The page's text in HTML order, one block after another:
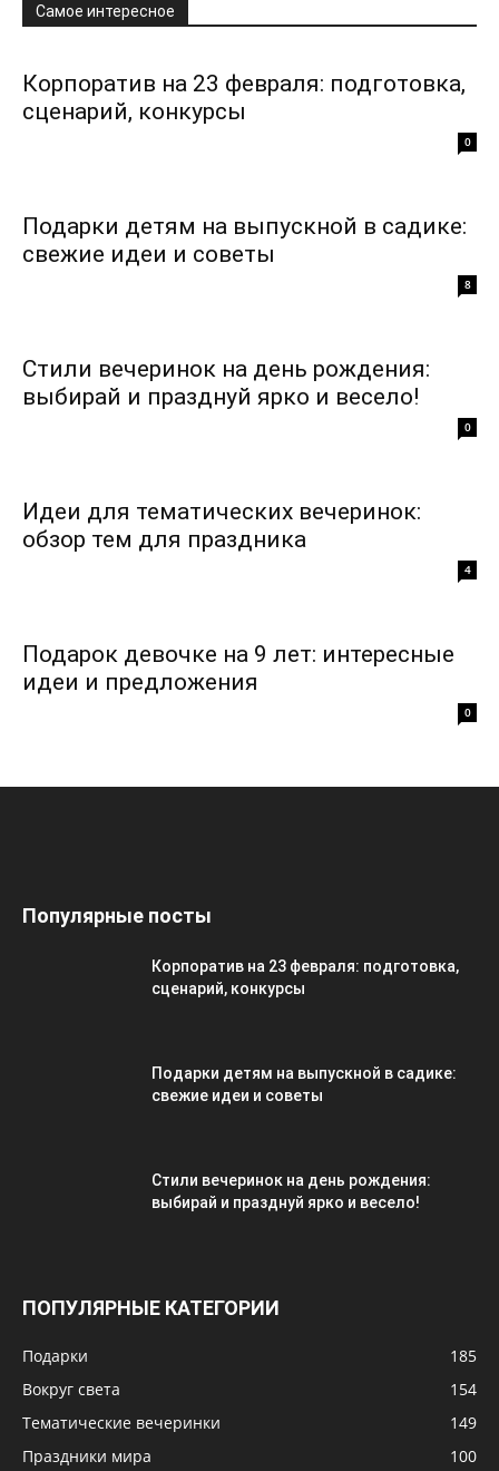
Самое интересное
Корпоратив на 23 февраля: подготовка,
сценарий, конкурсы
0
Подарки детям на выпускной в садике:
свежие идеи и советы
8
Стили вечеринок на день рождения:
выбирай и празднуй ярко и весело!
0
Идеи для тематических вечеринок:
обзор тем для праздника
4
Подарок девочке на 9 лет: интересные
идеи и предложения
0
Популярные посты
Корпоратив на 23 февраля: подготовка,
сценарий, конкурсы
Подарки детям на выпускной в садике:
свежие идеи и советы
Стили вечеринок на день рождения:
выбирай и празднуй ярко и весело!
ПОПУЛЯРНЫЕ КАТЕГОРИИ
Подарки
185
Вокруг света
154
Тематические вечеринки
149
Праздники мира
100